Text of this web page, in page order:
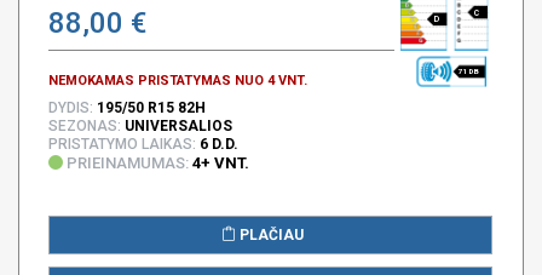
88,00 €
NEMOKAMAS PRISTATYMAS NUO 4 VNT.
D
C
71 DB
DYDIS: 195/50 R15 82H
SEZONAS: UNIVERSALIOS
PRISTATYMO LAIKAS: 6 D.D.
PRIEINAMUMAS: 4+ VNT.
PLAČIAU